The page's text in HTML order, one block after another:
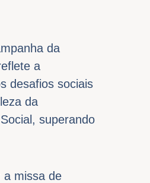
da
a
desafios sociais
da
superando
a missa de